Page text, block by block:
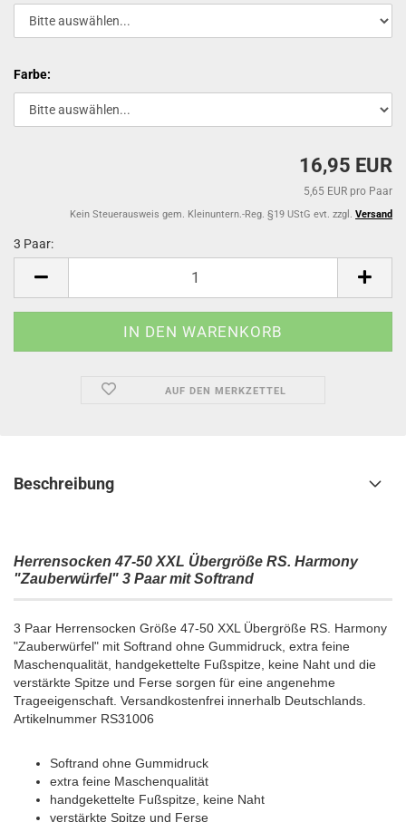
Farbe:
16,95 EUR
5,65 EUR pro Paar
Kein Steuerausweis gem. Kleinuntern.-Reg. §19 UStG evt. zzgl. Versand
3 Paar:
Paar
AUF DEN MERKZETTEL
Beschreibung
Herrensocken 47-50 XXL Übergröße RS. Harmony
"Zauberwürfel" 3 Paar mit Softrand
3 Paar Herrensocken Größe 47-50 XXL Übergröße RS. Harmony
"Zauberwürfel" mit Softrand ohne Gummidruck, extra feine
Maschenqualität, handgekettelte Fußspitze, keine Naht und die
verstärkte Spitze und Ferse sorgen für eine angenehme
Trageeigenschaft. Versandkostenfrei innerhalb Deutschlands.
Artikelnummer RS31006
Softrand ohne Gummidruck
extra feine Maschenqualität
handgekettelte Fußspitze, keine Naht
verstärkte Spitze und Ferse